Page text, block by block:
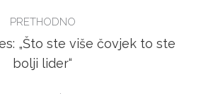
PRETHODNO
Previous
post:
„Što ste više čovjek to ste
bolji lider“